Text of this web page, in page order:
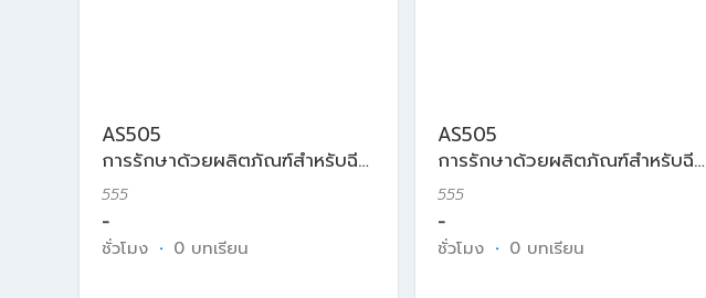
AS505
การรักษาด้วยผลิตภัณฑ์สำหรับฉีด
ในเวชศาสตร์ความงาม
555
-
ชั่วโมง · 0 บทเรียน
AS505
การรักษาด้วยผลิตภัณฑ์สำหรับฉีด
ในเวชศาสตร์ความงาม
555
-
ชั่วโมง · 0 บทเรียน